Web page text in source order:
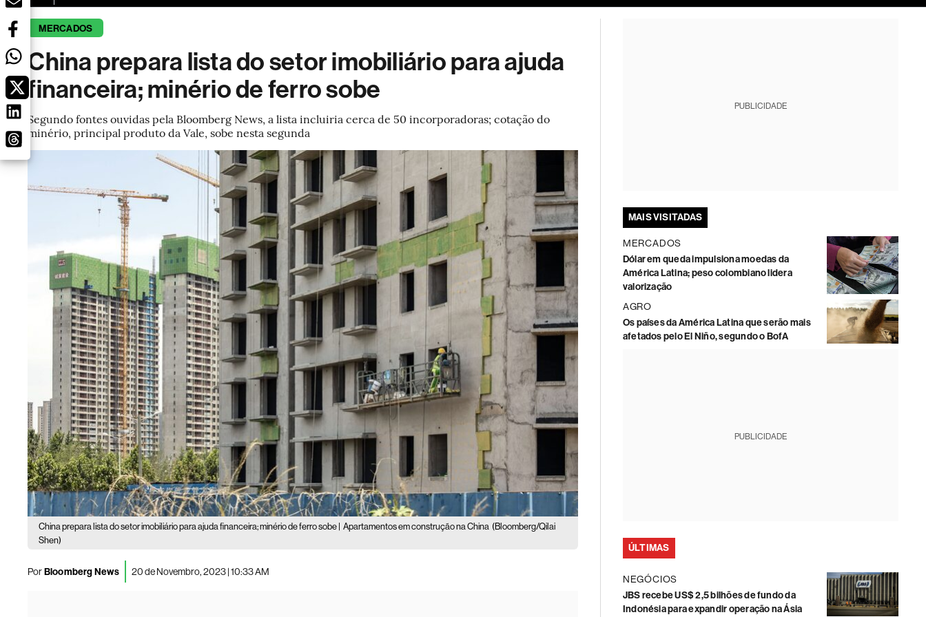
MERCADOS
China prepara lista do setor imobiliário para ajuda
financeira; minério de ferro sobe
Segundo fontes ouvidas pela Bloomberg News, a lista incluiria cerca de 50 incorporadoras; cotação do
minério, principal produto da Vale, sobe nesta segunda
China prepara lista do setor imobiliário para ajuda financeira; minério de ferro sobe | Apartamentos em construção na China (Bloomberg/Qilai
Shen)
PorBloomberg News 20 de Novembro, 2023 | 10:33 AM
PUBLICIDADE
MAIS VISITADAS
MERCADOS
Dólar em queda impulsiona moedas da
América Latina; peso colombiano lidera
valorização
AGRO
Os países da América Latina que serão mais
afetados pelo El Niño, segundo o BofA
PUBLICIDADE
ÚLTIMAS
NEGÓCIOS
JBS recebe US$ 2,5 bilhões de fundo da
Indonésia para expandir operação na Ásia